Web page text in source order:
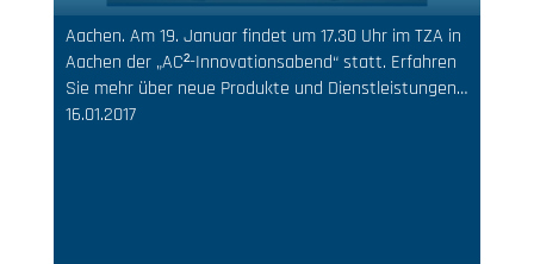
Aachen. Am 19. Januar findet um 17.30 Uhr im TZA in
Aachen der „AC²-Innovationsabend“ statt. Erfahren
Sie mehr über neue Produkte und Dienstleistungen…
16.01.2017